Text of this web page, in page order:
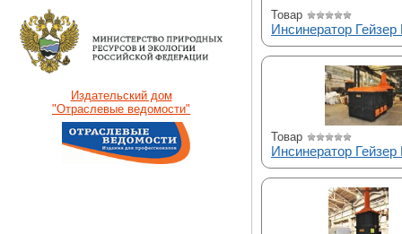
Издательский дом
"Отраслевые ведомости"
Товар
Инсинератор
Товар
Инсинератор